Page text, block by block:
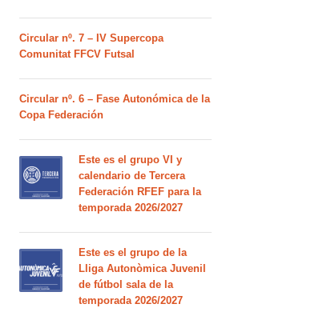
Circular nº. 7 – IV Supercopa
Comunitat FFCV Futsal
Circular nº. 6 – Fase Autonómica de la
Copa Federación
Este es el grupo VI y
calendario de Tercera
Federación RFEF para la
temporada 2026/2027
Este es el grupo de la
Lliga Autonòmica Juvenil
de fútbol sala de la
temporada 2026/2027